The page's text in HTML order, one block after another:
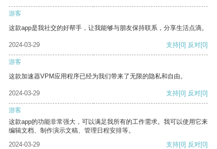
游客
这款app是我社交的好帮手，让我能够与朋友保持联系，分享生活点滴。
2024-03-29 支持[0] 反对[0]
游客
这款加速器VPM应用程序已经为我们带来了无限的隐私和自由。
2024-03-29 支持[0] 反对[0]
游客
这款app的功能非常强大，可以满足我所有的工作需求。我可以使用它来
编辑文档、制作演示文稿、管理日程安排等。
2024-03-29
支持[0] 反对[0]